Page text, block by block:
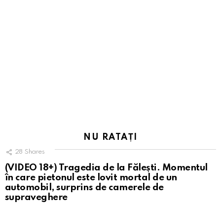
NU RATAȚI
28 Shares
(VIDEO 18+) Tragedia de la Fălești. Momentul
în care pietonul este lovit mortal de un
automobil, surprins de camerele de
supraveghere